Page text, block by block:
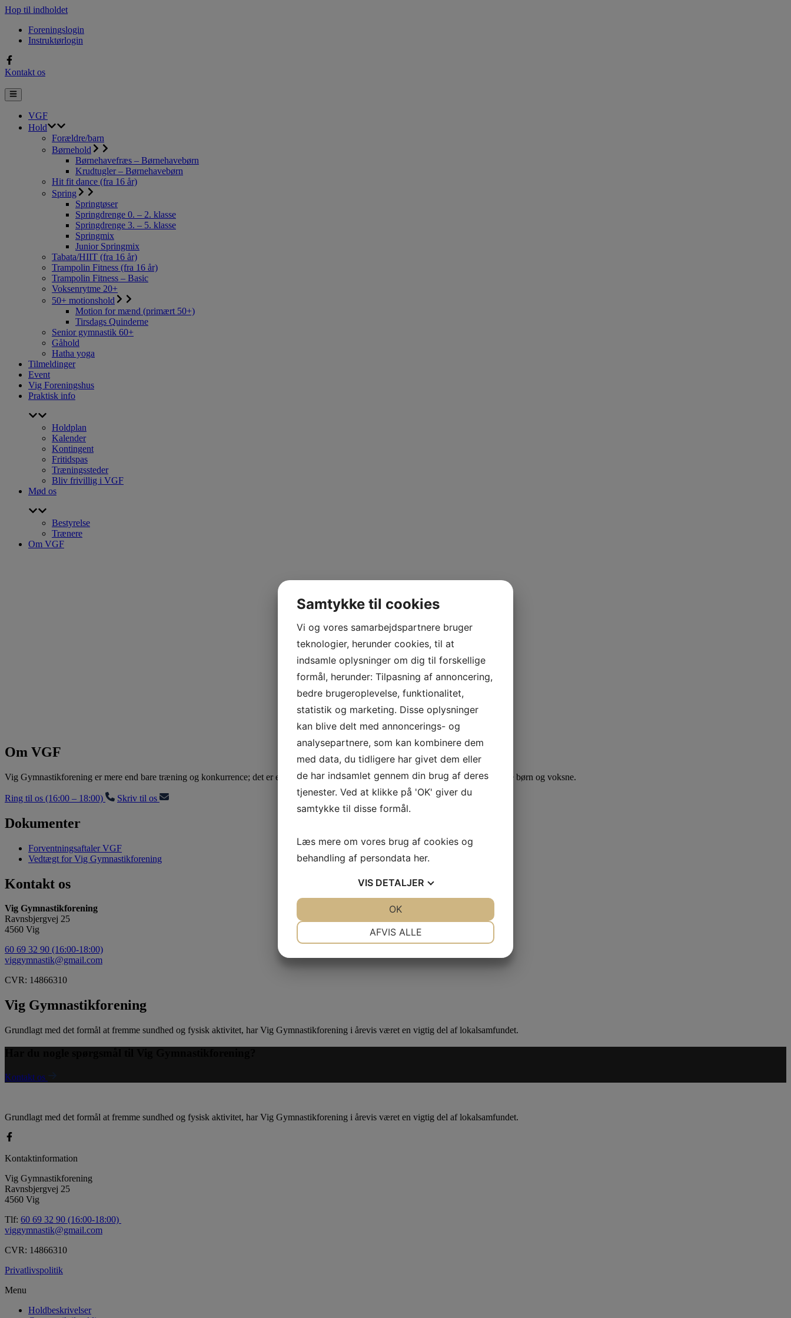
Hop til indholdet
Foreningslogin
Instruktørlogin
Kontakt os
VGF
Hold
Forældre/barn
Børnehold
Børnehavefræs – Børnehavebørn
Krudtugler – Børnehavebørn
Hit fit dance (fra 16 år)
Spring
Springtøser
Springdrenge 0. – 2. klasse
Springdrenge 3. – 5. klasse
Springmix
Junior Springmix
Tabata/HIIT (fra 16 år)
Trampolin Fitness (fra 16 år)
Trampolin Fitness – Basic
Voksenrytme 20+
50+ motionshold
Motion for mænd (primært 50+)
Tirsdags Quinderne
Senior gymnastik 60+
Gåhold
Hatha yoga
Tilmeldinger
Event
Vig Foreningshus
Praktisk info
Holdplan
Kalender
Kontingent
Fritidspas
Træningssteder
Bliv frivillig i VGF
Mød os
Bestyrelse
Trænere
Om VGF
Om VGF
Vig Gymnastikforening er mere end bare træning og konkurrence; det er en samfundsstøtte, der understøtter sundhed og velvære for både børn og voksne.
Ring til os (16:00 – 18:00) Skriv til os
Dokumenter
Forventningsaftaler VGF
Vedtægt for Vig Gymnastikforening
Kontakt os
Vig Gymnastikforening
Ravnsbjergvej 25
4560 Vig
60 69 32 90 (16:00-18:00)
viggymnastik@gmail.com
CVR: 14866310
Vig Gymnastikforening
Grundlagt med det formål at fremme sundhed og fysisk aktivitet, har Vig Gymnastikforening i årevis været en vigtig del af lokalsamfundet.
Kontakt os
Grundlagt med det formål at fremme sundhed og fysisk aktivitet, har Vig Gymnastikforening i årevis været en vigtig del af lokalsamfundet.
Kontaktinformation
Vig Gymnastikforening
Ravnsbjergvej 25
4560 Vig
Tlf: 60 69 32 90 (16:00-18:00)
viggymnastik@gmail.com
CVR: 14866310
Privatlivspolitik
Menu
Holdbeskrivelser
Samtykke til cookies
Vi og vores samarbejdspartnere bruger
teknologier, herunder cookies, til at
indsamle oplysninger om dig til forskellige
formål, herunder: Tilpasning af annoncering,
bedre brugeroplevelse, funktionalitet,
statistik og marketing. Disse oplysninger
kan blive delt med annoncerings- og
analysepartnere, som kan kombinere dem
med data, du tidligere har givet dem eller
de har indsamlet gennem din brug af deres
tjenester. Ved at klikke på 'OK' giver du
samtykke til disse formål.
Læs mere om vores brug af cookies og
behandling af persondata her.
VIS DETALJER
AFVIS ALLE
OK